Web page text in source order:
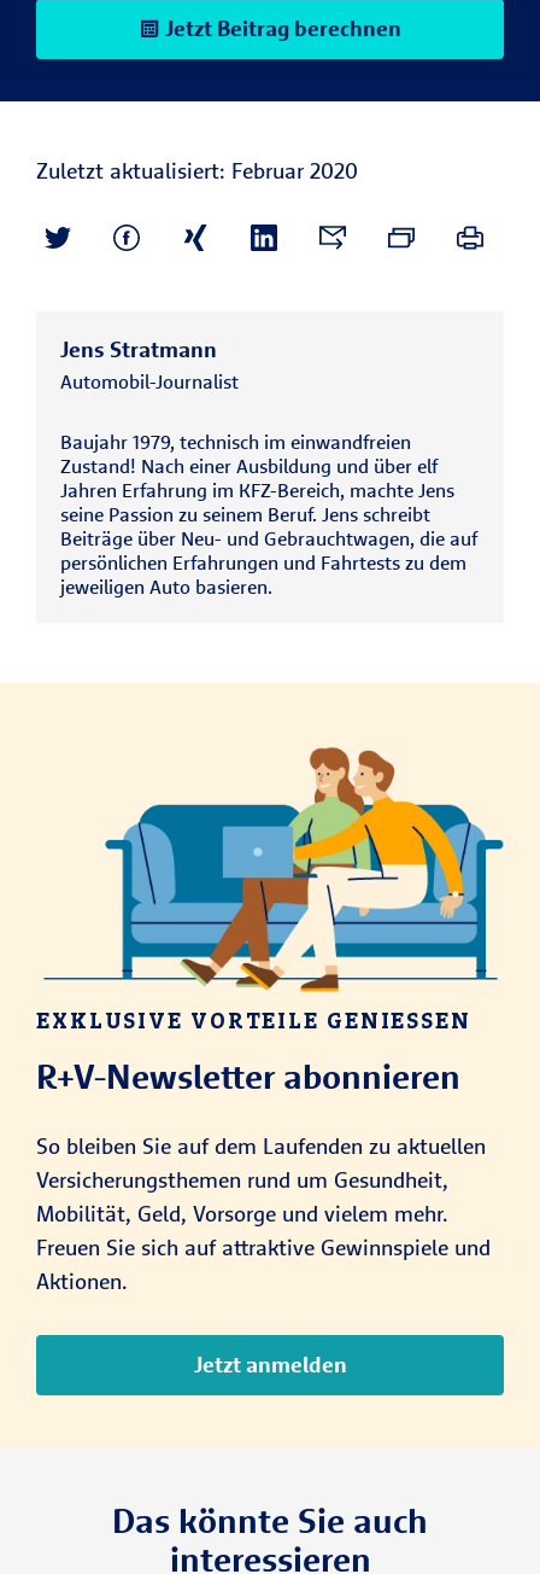
Jetzt Beitrag berechnen
Zuletzt aktualisiert: Februar 2020
Jens Stratmann
Automobil-Journalist
Baujahr 1979, technisch im einwandfreien
Zustand! Nach einer Ausbildung und über elf
Jahren Erfahrung im KFZ-Bereich, machte Jens
seine Passion zu seinem Beruf. Jens schreibt
Beiträge über Neu- und Gebrauchtwagen, die auf
persönlichen Erfahrungen und Fahrtests zu dem
jeweiligen Auto basieren.
EXKLUSIVE VORTEILE GENIESSEN
R+V-Newsletter abonnieren
So bleiben Sie auf dem Laufenden zu aktuellen
Versicherungsthemen rund um Gesundheit,
Mobilität, Geld, Vorsorge und vielem mehr.
Freuen Sie sich auf attraktive Gewinnspiele und
Aktionen.
Jetzt anmelden
Das könnte Sie auch
interessieren